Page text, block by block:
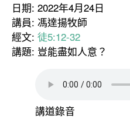
日期: 2022年4月24日
講員: 馮達揚牧師
經文: 徒5:12-32
講題: 豈能盡如人意？
講道錄音